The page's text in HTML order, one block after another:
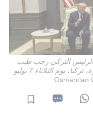
بالرئيس التركي رجب طيب
أردوغان لدى وصوله إلى قمة الناتو في أنقرة، تركيا، يوم الثلاثاء 7 يوليو
Osmancan